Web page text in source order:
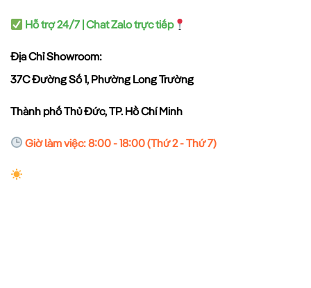
Hỗ trợ 24/7 | Chat Zalo trực tiếp
Địa Chỉ Showroom:
37C Đường Số 1, Phường Long Trường
Thành phố Thủ Đức, TP. Hồ Chí Minh
Giờ làm việc: 8:00 - 18:00 (Thứ 2 - Thứ 7)